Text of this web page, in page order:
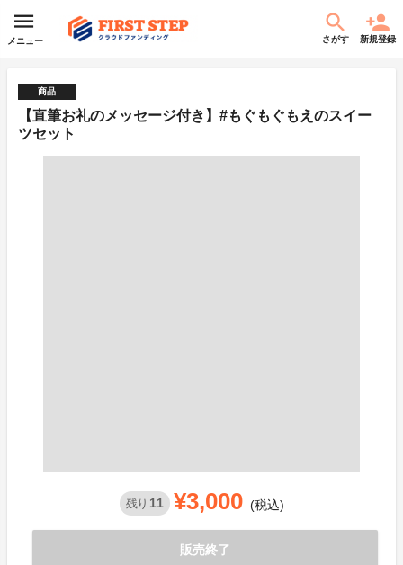
メニュー さがす 新規登録
商品
【直筆お礼のメッセージ付き】#もぐもぐもえのスイー
ツセット
残り 11 ¥3,000 (税込)
販売終了